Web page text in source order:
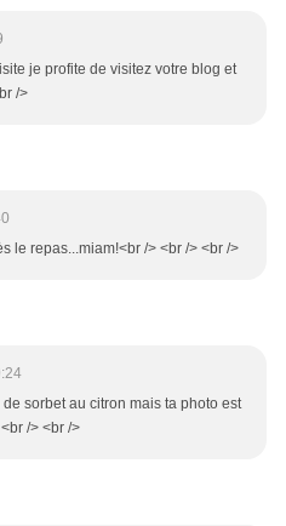
je profite de visitez votre blog et
/>
le repas...miam!<br /> <br /> <br />
sorbet au citron mais ta photo est
/> <br />